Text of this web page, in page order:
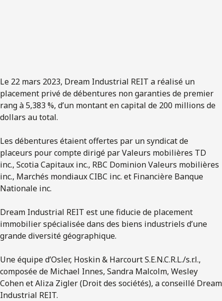
Le 22 mars 2023, Dream Industrial REIT a réalisé un
placement privé de débentures non garanties de premier
rang à 5,383 %, d’un montant en capital de 200 millions de
dollars au total.
Les débentures étaient offertes par un syndicat de
placeurs pour compte dirigé par Valeurs mobilières TD
inc., Scotia Capitaux inc., RBC Dominion Valeurs mobilières
inc., Marchés mondiaux CIBC inc. et Financière Banque
Nationale inc.
Dream Industrial REIT est une fiducie de placement
immobilier spécialisée dans des biens industriels d’une
grande diversité géographique.
Une équipe d’Osler, Hoskin & Harcourt S.E.N.C.R.L./s.r.l.,
composée de Michael Innes, Sandra Malcolm, Wesley
Cohen et Aliza Zigler (Droit des sociétés), a conseillé Dream
Industrial REIT.